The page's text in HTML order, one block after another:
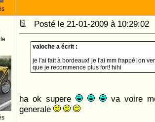
Posté le 21-01-2009 à
valoche a écrit :
je l'ai fait à bordeaux! je l'ai mm frappé! on
que je recommence plus fort! hihi
ha ok supere
va voire
generale